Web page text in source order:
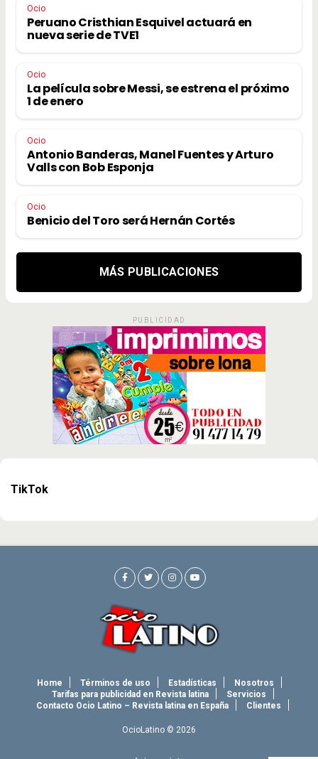
Ocio
Peruano Cristhian Esquivel actuará en
nueva serie de TVE1
Ocio
La película sobre Messi, se estrena el próximo
1 de enero
Ocio
Antonio Banderas, Manel Fuentes y Arturo
Valls con Bob Esponja
Ocio
Benicio del Toro será Hernán Cortés
MÁS PUBLICACIONES
PUBLICIDAD
TikTok
Home Términos de uso Estadísticas
Nosotros
Tarifas para publicidad en Revista latina
Servicios
Contacto Ocio Latino – Revista latina en España
Clientes
OcioLatino © 2026